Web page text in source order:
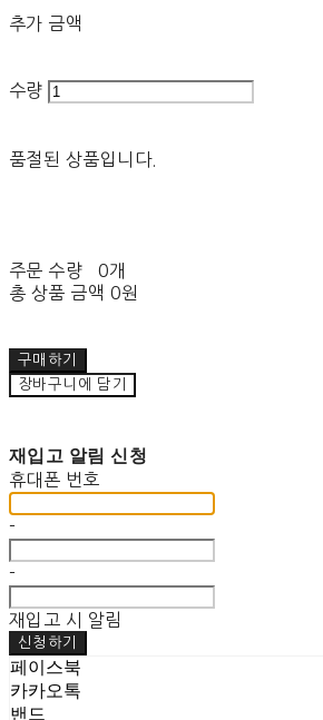
추가 금액
수량
품절된 상품입니다.
주문 수량
0개
총 상품 금액 0원
구매하기
장바구니에 담기
재입고 알림 신청
휴대폰 번호
-
-
재입고 시 알림
신청하기
페이스북
카카오톡
밴드